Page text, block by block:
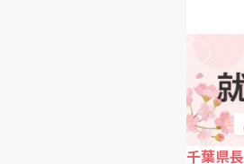
千葉県